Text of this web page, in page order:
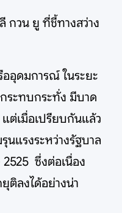
กวน ยู ที่ชี้ทางสว่าง
อุดมการณ์ ในระยะ
ระทบกระทั่ง มีบาด
ต่เมื่อเปรียบกันแล้ว
นแรงระหว่างรัฐบาล
ซึ่งต่อเนื่อง
ติลงได้อย่างน่า